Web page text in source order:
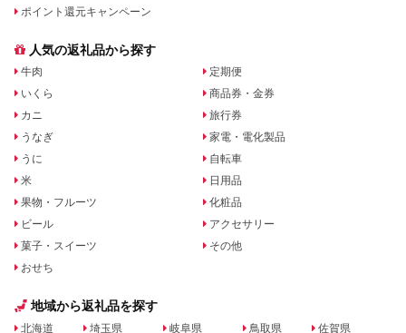
ポイント還元キャンペーン
人気の返礼品から探す
牛肉
いくら
カニ
うなぎ
うに
米
果物・フルーツ
ビール
菓子・スイーツ
おせち
定期便
商品券・金券
旅行券
家電・電化製品
自転車
日用品
化粧品
アクセサリー
その他
地域から返礼品を探す
北海道
埼玉県
岐阜県
鳥取県
佐賀県